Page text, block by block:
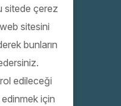
sitede çerez
sitesini
bunların
edileceği
için